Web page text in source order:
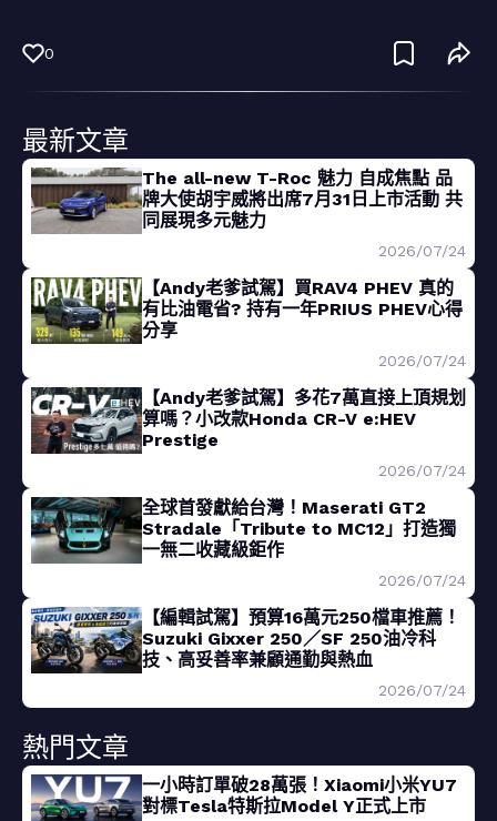
0
最新文章
The all-new T-Roc 魅力 自成焦點 品
牌大使胡宇威將出席7月31日上市活動 共
同展現多元魅力
2026/07/24
【Andy老爹試駕】買RAV4 PHEV 真的
有比油電省? 持有一年PRIUS PHEV心得
分享
2026/07/24
【Andy老爹試駕】多花7萬直接上頂規划
算嗎？小改款Honda CR-V e:HEV
Prestige
2026/07/24
全球首發獻給台灣！Maserati GT2
Stradale「Tribute to MC12」打造獨
一無二收藏級鉅作
2026/07/24
【編輯試駕】預算16萬元250檔車推薦！
Suzuki Gixxer 250／SF 250油冷科
技、高妥善率兼顧通勤與熱血
2026/07/24
熱門文章
一小時訂單破28萬張！Xiaomi小米YU7
對標Tesla特斯拉Model Y正式上市